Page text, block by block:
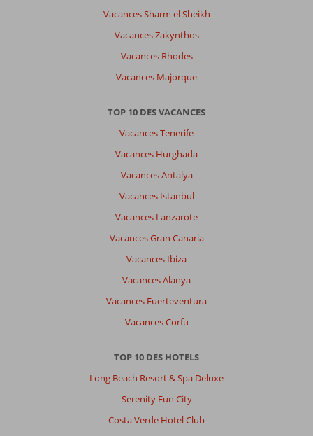
Vacances Sharm el Sheikh
Vacances Zakynthos
Vacances Rhodes
Vacances Majorque
TOP 10 DES VACANCES
Vacances Tenerife
Vacances Hurghada
Vacances Antalya
Vacances Istanbul
Vacances Lanzarote
Vacances Gran Canaria
Vacances Ibiza
Vacances Alanya
Vacances Fuerteventura
Vacances Corfu
TOP 10 DES HOTELS
Long Beach Resort & Spa Deluxe
Serenity Fun City
Costa Verde Hotel Club